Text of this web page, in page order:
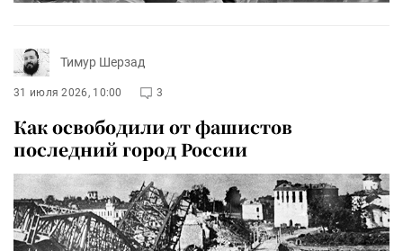
Тимур Шерзад
31 июля 2026, 10:00 3
Как освободили от фашистов
последний город России